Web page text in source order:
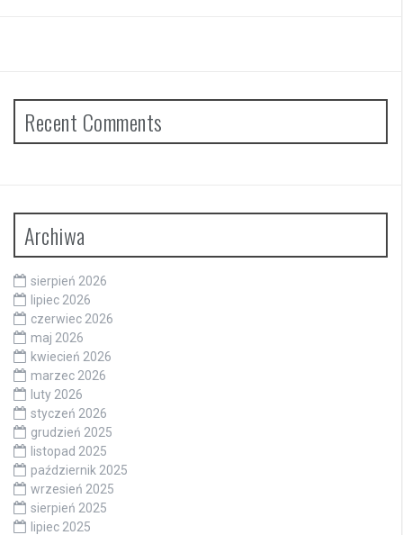
Recent Comments
Archiwa
sierpień 2026
lipiec 2026
czerwiec 2026
maj 2026
kwiecień 2026
marzec 2026
luty 2026
styczeń 2026
grudzień 2025
listopad 2025
październik 2025
wrzesień 2025
sierpień 2025
lipiec 2025